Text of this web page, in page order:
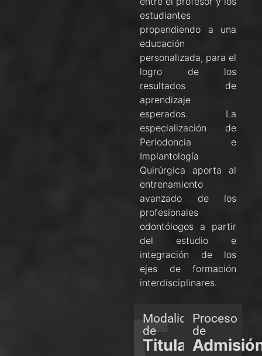
estudiantes
propendiendo a una
educación
personalizada, para el
logro de los
resultados de
aprendizaje
esperados. La
especialización de
Periodoncia e
Implantología
Quirúrgica aporta al
entrenamiento
avanzado de los
profesionales
odontólogos a partir
del estudio e
integración de los
ejes de formación
interdisciplinares.
Modalidades
de
Titulación
Proceso
de